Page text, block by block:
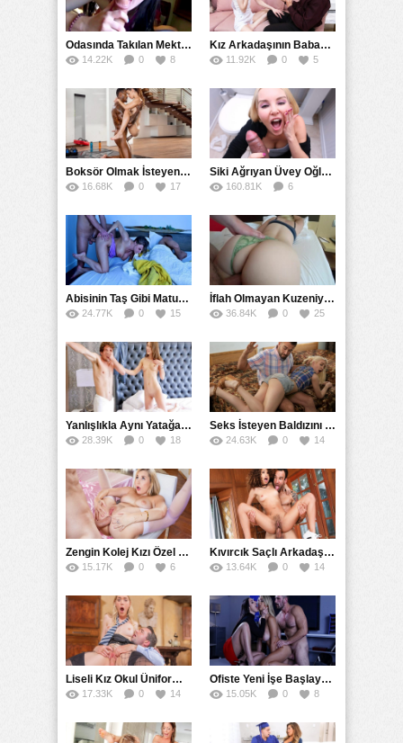
Odasında Takılan Mektepli Baldızıyla Delirmece Yaşayan Enişte
14.22K 0 8
Kız Arkadaşının Babasının Yapay Vajina Hayalini Gerçekleştirdi
11.92K 0 5
Boksör Olmak İsteyen Kız Zenci Antrenörünün İdmanına Çıktı
16.68K 0 17
Siki Ağrıyan Üvey Oğlunu Ağzına Boşaltarak İyileştirdi
160.81K
6
Abisinin Taş Gibi Mature Karısını Yatağında Doruklarda Sikti
24.77K 0 15
İflah Olmayan Kuzeniyle Gizlice Sikişmeye Devam Etti
36.84K 0 25
Yanlışlıkla Aynı Yatağa Girdiler Gizli Kameraya Karşı Sikiştiler
28.39K 0 18
Seks İsteyen Baldızını Terbiye Etmek İçin Falakaya Yatırdı
24.63K 0 14
Zengin Kolej Kızı Özel Şoförüne Götten Sikmesini Emretti
15.17K 0 6
Kıvırcık Saçlı Arkadaşının Kardeşini Kucakladı
13.64K 0 14
Liseli Kız Okul Üniformasını Çıkarmadan Müdürle Çakıştı
17.33K 0 14
Ofiste Yeni İşe Başlayan Kızın Sigortasını Mesaide Yaptılar
15.05K 0 8